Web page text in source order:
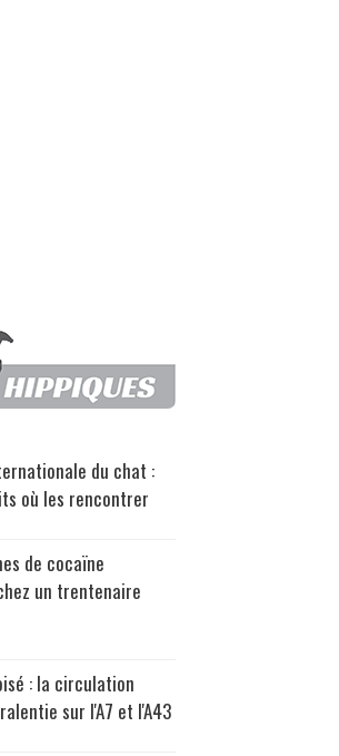
du chat :
où les rencontrer
de cocaïne
un trentenaire
: la circulation
sur l'A7 et l'A43